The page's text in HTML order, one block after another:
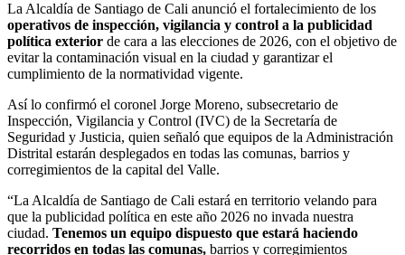
La Alcaldía de Santiago de Cali anunció el fortalecimiento de los
operativos de inspección, vigilancia y control a la publicidad
política exterior de cara a las elecciones de 2026, con el objetivo de
evitar la contaminación visual en la ciudad y garantizar el
cumplimiento de la normatividad vigente.
Así lo confirmó el coronel Jorge Moreno, subsecretario de
Inspección, Vigilancia y Control (IVC) de la Secretaría de
Seguridad y Justicia, quien señaló que equipos de la Administración
Distrital estarán desplegados en todas las comunas, barrios y
corregimientos de la capital del Valle.
“La Alcaldía de Santiago de Cali estará en territorio velando para
que la publicidad política en este año 2026 no invada nuestra
ciudad. Tenemos un equipo dispuesto que estará haciendo
recorridos en todas las comunas, barrios y corregimientos